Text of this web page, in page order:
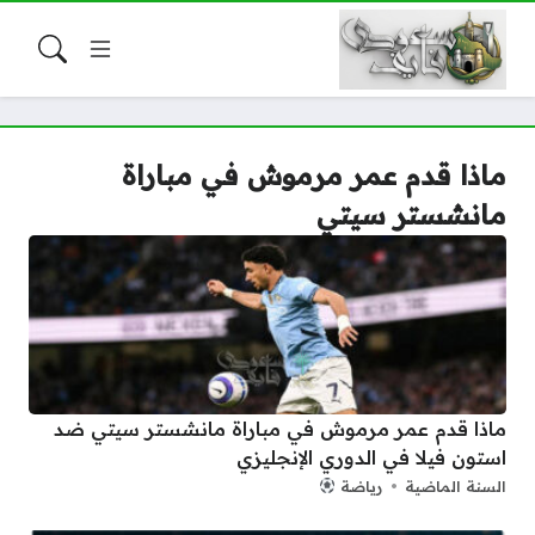
ماذا قدم عمر مرموش في مباراة
مانشستر سيتي
ماذا قدم عمر مرموش في مباراة مانشستر سيتي ضد
استون فيلا في الدوري الإنجليزي
السنة الماضية رياضة